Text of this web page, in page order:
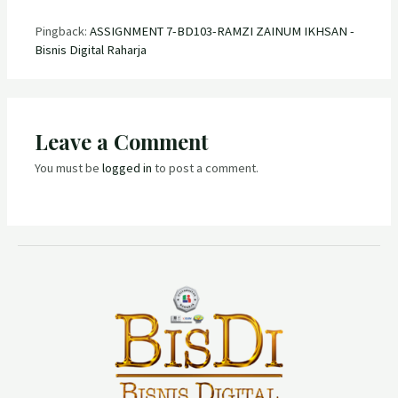
Pingback:ASSIGNMENT 7-BD103-RAMZI ZAINUM IKHSAN -
Bisnis Digital Raharja
Leave a Comment
You must belogged in to post a comment.